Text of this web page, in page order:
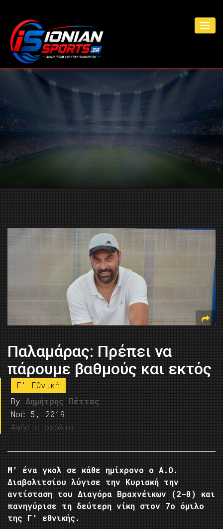
Παλαμάρας: Πρέπει να
πάρουμε βαθμούς και εκτός
Γ' Εθνική
By Δημήτρης Πέττας
Νοέ 5, 2019
Αφήστε σχόλιο
Μ’ ένα γκολ σε κάθε ημίχρονο ο Α.Ο.
Διαβολιτσίου λύγισε την Κυριακή την
αντίσταση του Διαγόρα Βραχνέικων (2-0) και
πανηγύρισε τη δεύτερη νίκη στον 7ο όμιλο
της Γ’ εθνικής.